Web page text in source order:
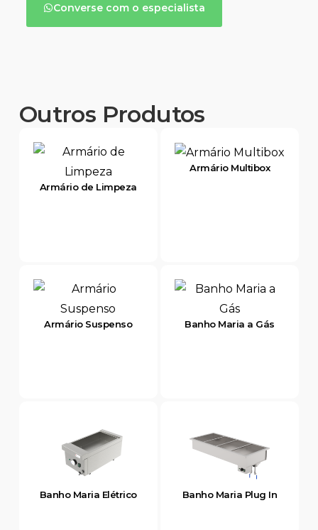
Converse com o especialista
Outros Produtos
Armário de Limpeza
Armário Multibox
Armário Suspenso Banho Maria a Gás
Banho Maria Elétrico Banho Maria Plug In